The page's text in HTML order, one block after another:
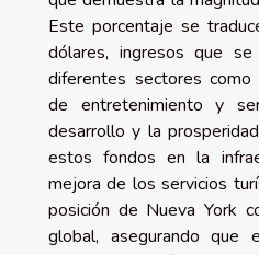
Este porcentaje se
dólares, ingresos que
diferentes sectores
de entretenimiento y
desarrollo y la
estos fondos en la
mejora de los servicios
posición de Nueva York
global, asegurando que